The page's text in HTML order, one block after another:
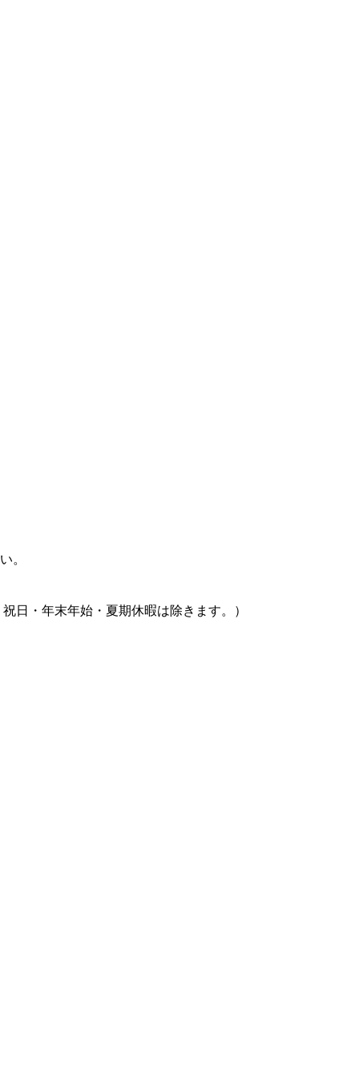
。
日・年末年始・夏期休暇は除きます。）